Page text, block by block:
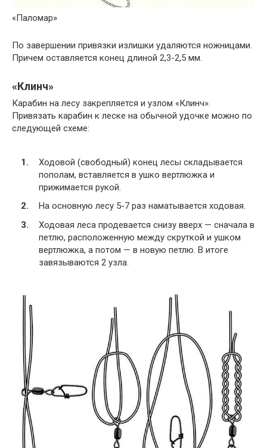
«Паломар»
По завершении привязки излишки удаляются ножницами.
Причем оставляется конец длиной 2,3-2,5 мм.
«Клинч»
Карабин на лесу закрепляется и узлом «Клинч».
Привязать карабин к леске на обычной удочке можно по
следующей схеме:
Ходовой (свободный) конец лесы складывается
пополам, вставляется в ушко вертлюжка и
прижимается рукой.
На основную лесу 5-7 раз наматывается ходовая.
Ходовая леса продевается снизу вверх — сначала в
петлю, расположенную между скруткой и ушком
вертлюжка, а потом — в новую петлю. В итоге
завязываются 2 узла.